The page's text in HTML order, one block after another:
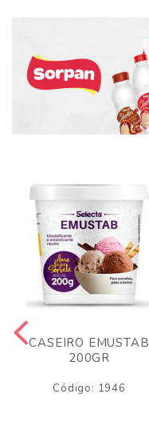
CASEIRO EMUSTAB
200GR
Código: 1946